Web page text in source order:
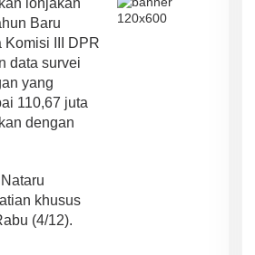
lonjakan
Baru
Komisi III DPR
data survei
yang
110,67 juta
dengan
khusus
(4/12).